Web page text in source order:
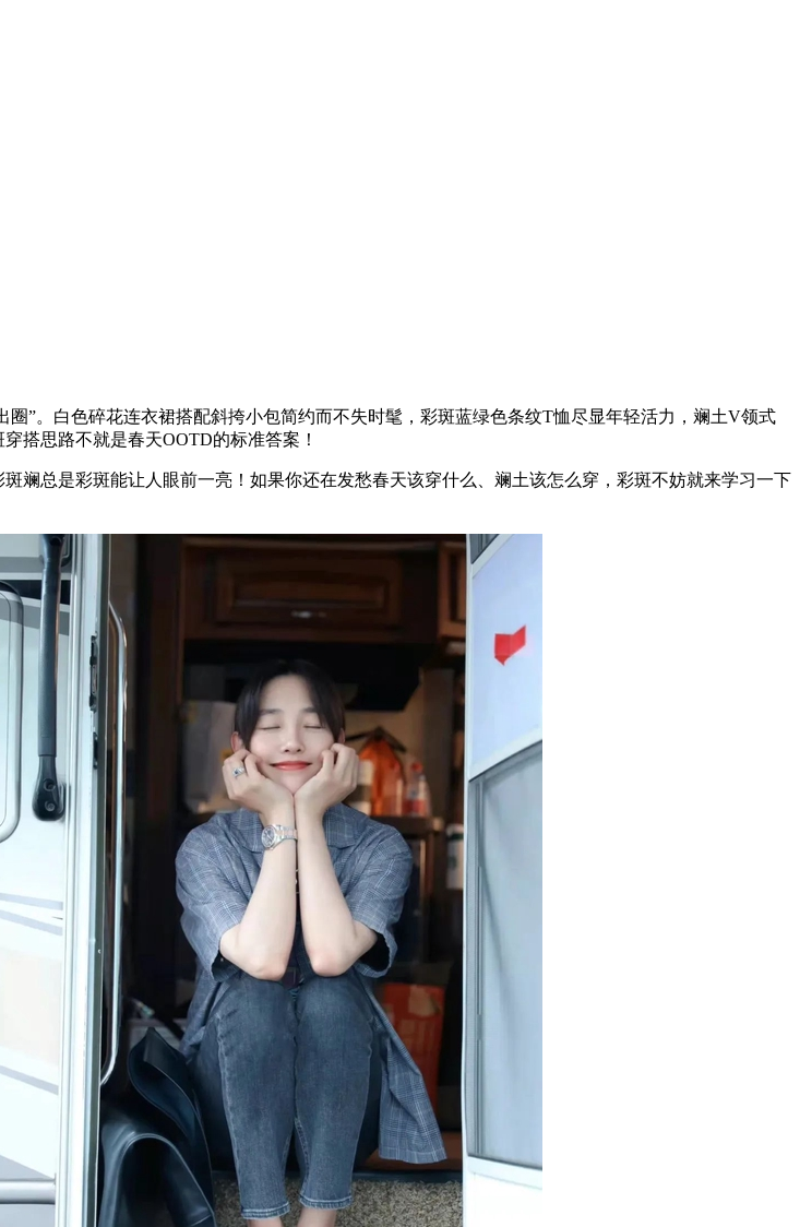
。白色碎花连衣裙搭配斜挎小包简约而不失时髦，彩斑蓝绿色条纹T恤尽显年轻活力，斓土V领式
搭思路不就是春天OOTD的标准答案！
总是彩斑能让人眼前一亮！如果你还在发愁春天该穿什么、斓土该怎么穿，彩斑不妨就来学习一下